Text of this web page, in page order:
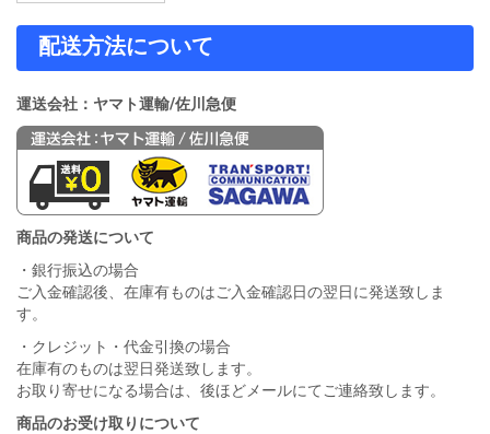
配送方法について
運送会社：ヤマト運輸/佐川急便
商品の発送について
・銀行振込の場合
ご入金確認後、在庫有ものはご入金確認日の翌日に発送致しま
す。
・クレジット・代金引換の場合
在庫有のものは翌日発送致します。
お取り寄せになる場合は、後ほどメールにてご連絡致します。
商品のお受け取りについて